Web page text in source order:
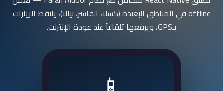
offline في المناطق البعيدة (كسلا، الفاشر، نيالا)، يلتقط الزيارات
بـGPS، ويرفعها تلقائياً عند عودة الإنترنت.